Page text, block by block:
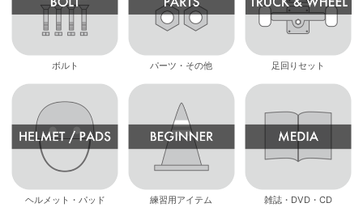
ボルト パーツ・その他 足回りセット
ヘルメット・パッド 練習用アイテム 雑誌・DVD・CD